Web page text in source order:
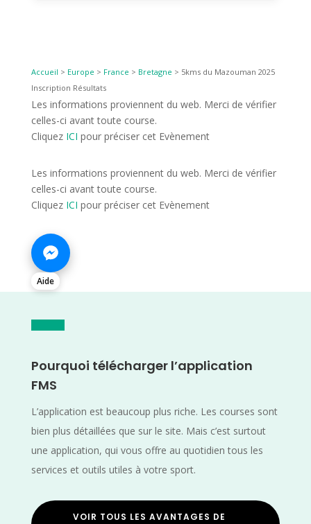
Accueil > Europe > France > Bretagne > 5kms du Mazouman 2025
Inscription Résultats
Les informations proviennent du web. Merci de vérifier
celles-ci avant toute course.
Cliquez ICI pour préciser cet Evènement
Les informations proviennent du web. Merci de vérifier
celles-ci avant toute course.
Cliquez ICI pour préciser cet Evènement
Aide
Pourquoi télécharger l’application
FMS
L’application est beaucoup plus riche. Les courses sont
bien plus détaillées que sur le site. Mais c’est surtout
une application, qui vous offre au quotidien tous les
services et outils utiles à votre sport.
VOIR TOUS LES AVANTAGES DE